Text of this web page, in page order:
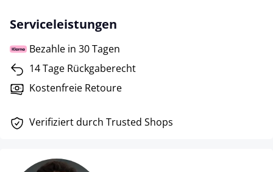
Serviceleistungen
Bezahle in 30 Tagen
14 Tage Rückgaberecht
Kostenfreie Retoure
Verifiziert durch Trusted Shops